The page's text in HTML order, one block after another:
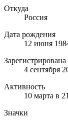
Откуда
Россия
Дата рождения
12 июня
Зарегистрирована
4 сентября
Активность
10 марта в
Значки